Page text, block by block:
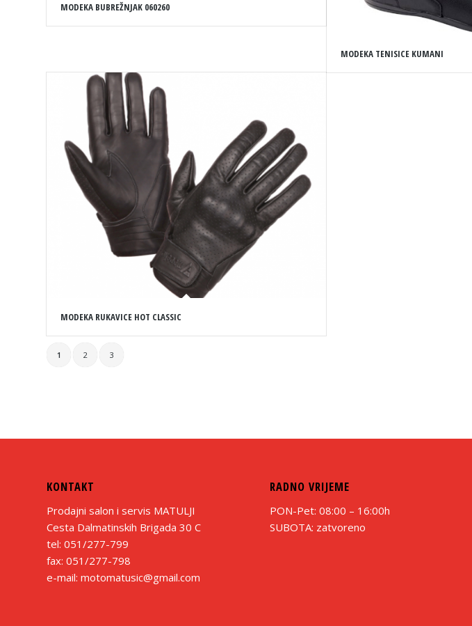
MODEKA BUBREŽNJAK 060260
MODEKA TENISICE KUMANI
MODEKA RUKAVICE HOT CLASSIC
1 2 3
KONTAKT
Prodajni salon i servis MATULJI
Cesta Dalmatinskih Brigada 30 C
tel: 051/277-799
fax: 051/277-798
e-mail: motomatusic@gmail.com
RADNO VRIJEME
PON-Pet: 08:00 – 16:00h
SUBOTA: zatvoreno